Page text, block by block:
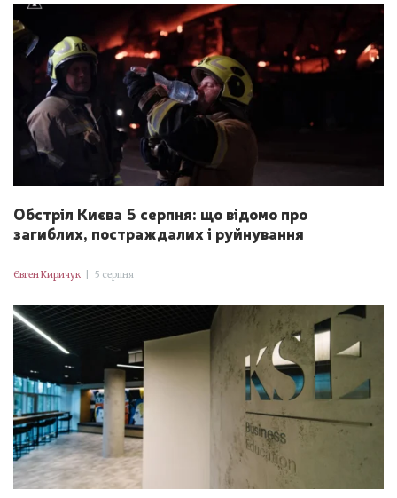
Обстріл Києва 5 серпня: що відомо про
загиблих, постраждалих і руйнування
Євген Киричук 5 серпня